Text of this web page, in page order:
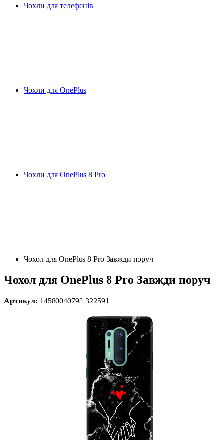
Чохли для телефонів
Чохли для OnePlus
Чохли для OnePlus 8 Pro
Чохол для OnePlus 8 Pro Завжди поруч
Чохол для OnePlus 8 Pro Завжди поруч
Артикул: 14580040793-322591